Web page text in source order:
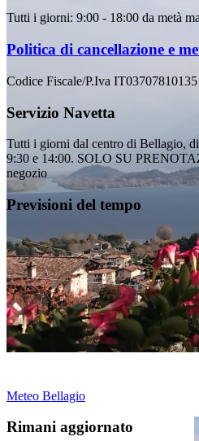
Tutti i giorni: 9:00 - 18:00 da metà
Politica di cancellazione e
Codice Fiscale/P.Iva IT03707810135
Servizio Navetta
Tutti i giorni dal centro di Bellagio,
9:30 e 14:00. SOLO SU
negozio
Previsioni del tempo
Meteo Bellagio
Rimani aggiornato